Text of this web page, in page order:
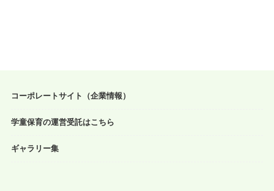
コーポレートサイト（企業情報）
学童保育の運営受託はこちら
ギャラリー集